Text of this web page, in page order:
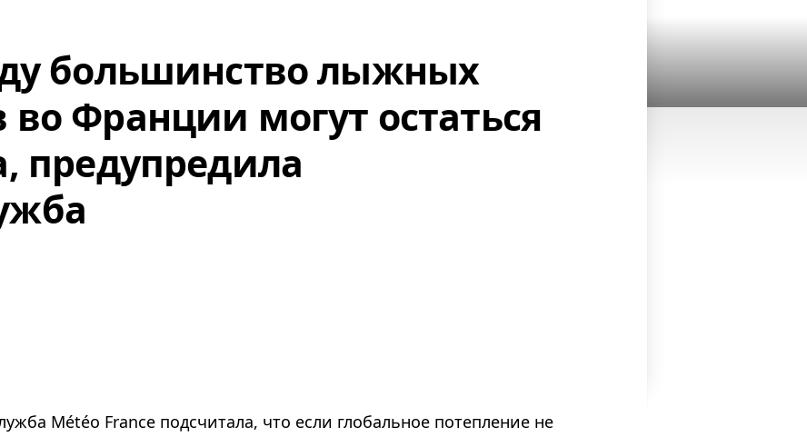
большинство лыжных
во Франции могут остаться
предупредила
Météo France подсчитала, что если глобальное потепление не